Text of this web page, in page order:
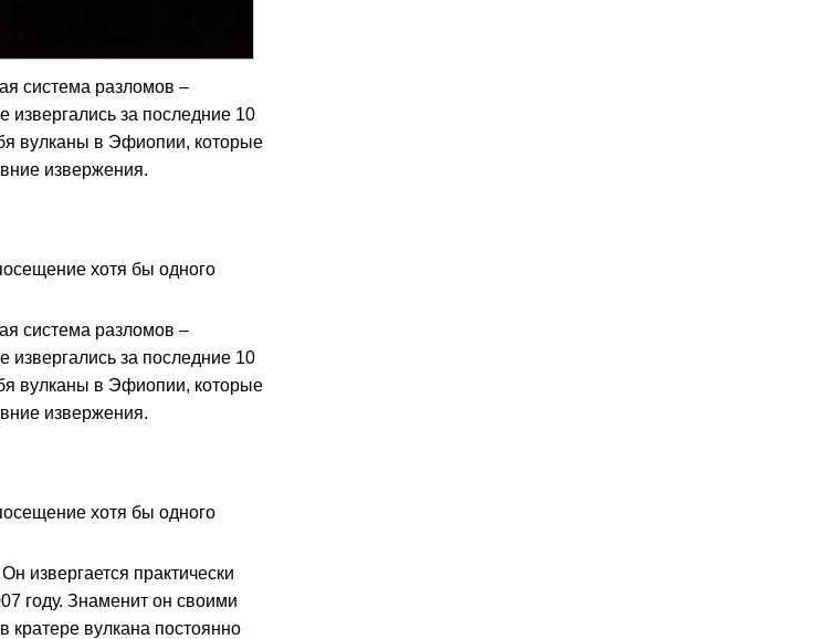
система разломов –
за последние 10
вулканы в Эфиопии, которые
извержения.
хотя бы одного
система разломов –
за последние 10
вулканы в Эфиопии, которые
извержения.
хотя бы одного
извергается практически
году. Знаменит он своими
кратере вулкана постоянно